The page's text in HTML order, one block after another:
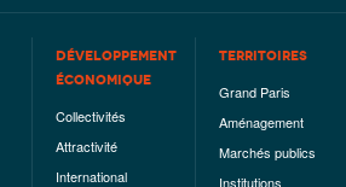
DÉVELOPPEMENT
ÉCONOMIQUE
Collectivités
Attractivité
International
TERRITOIRES
Grand Paris
Aménagement
Marchés publics
Institutions